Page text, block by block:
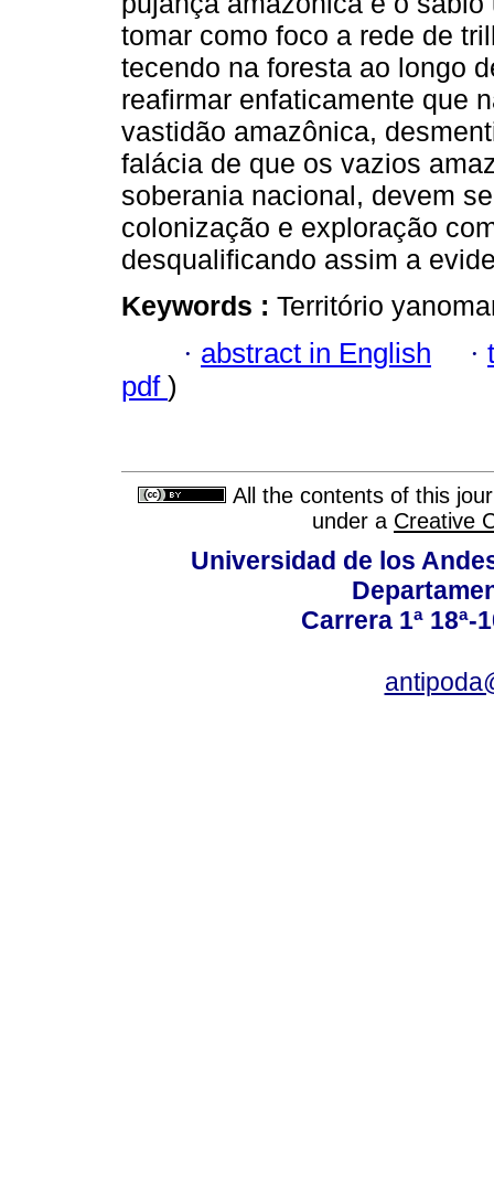
tomar como foco a rede de
tecendo na foresta ao longo
reafirmar enfaticamente que
vastidão amazônica,
falácia de que os vazios
soberania nacional, devem
colonização e exploração
desqualificando assim a
Keywords : Território
· abstract in English ·
pdf )
All the contents of this
under a Creative
Universidad de los
Carrera 1ª